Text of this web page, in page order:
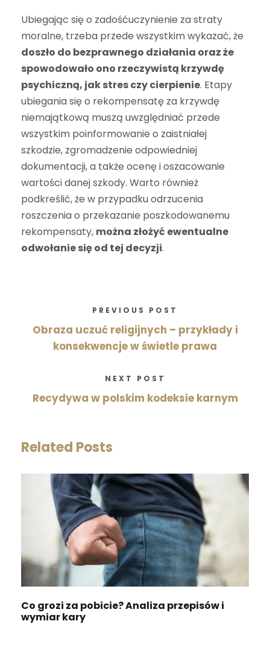
Ubiegając się o zadośćuczynienie za straty
moralne, trzeba przede wszystkim wykazać, że
doszło do bezprawnego działania oraz że
spowodowało ono rzeczywistą krzywdę
psychiczną, jak stres czy cierpienie. Etapy
ubiegania się o rekompensatę za krzywdę
niemajątkową muszą uwzględniać przede
wszystkim poinformowanie o zaistniałej
szkodzie, zgromadzenie odpowiedniej
dokumentacji, a także ocenę i oszacowanie
wartości danej szkody. Warto również
podkreślić, że w przypadku odrzucenia
roszczenia o przekazanie poszkodowanemu
rekompensaty, można złożyć ewentualne
odwołanie się od tej decyzji.
PREVIOUS POST
Obraza uczuć religijnych – przykłady i
konsekwencje w świetle prawa
NEXT POST
Recydywa w polskim kodeksie karnym
Related Posts
Co grozi za pobicie? Analiza przepisów i
wymiar kary